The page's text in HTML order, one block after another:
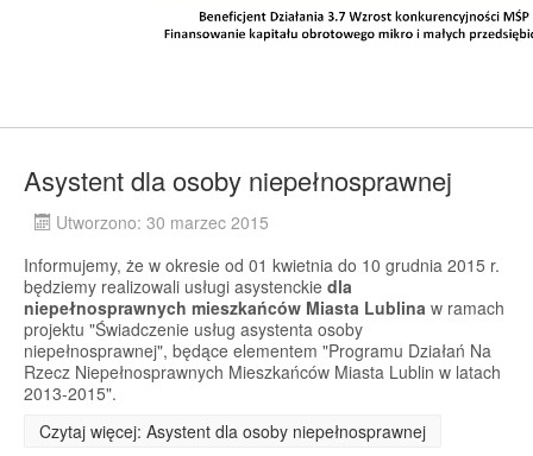
Asystent dla osoby niepełnosprawnej
Utworzono: 30 marzec 2015
Informujemy, że w okresie od 01 kwietnia do 10 grudnia 2015 r.
będziemy realizowali usługi asystenckie dla
niepełnosprawnych mieszkańców Miasta Lublina w ramach
projektu "Świadczenie usług asystenta osoby
niepełnosprawnej", będące elementem "Programu Działań Na
Rzecz Niepełnosprawnych Mieszkańców Miasta Lublin w latach
2013-2015".
Czytaj więcej: Asystent dla osoby niepełnosprawnej